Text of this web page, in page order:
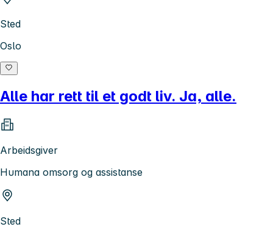
Sted
Oslo
Alle har rett til et godt liv. Ja, alle.
Arbeidsgiver
Humana omsorg og assistanse
Sted